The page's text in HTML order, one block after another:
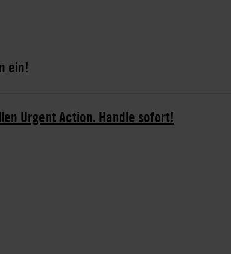
ein!
Urgent Action. Handle sofort!